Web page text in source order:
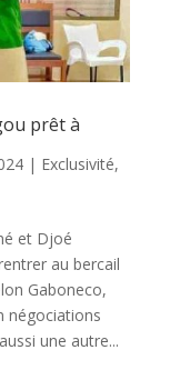
prêt à
| Exclusivité,
et Djoé
au bercail
Gaboneco,
négociations
une autre...